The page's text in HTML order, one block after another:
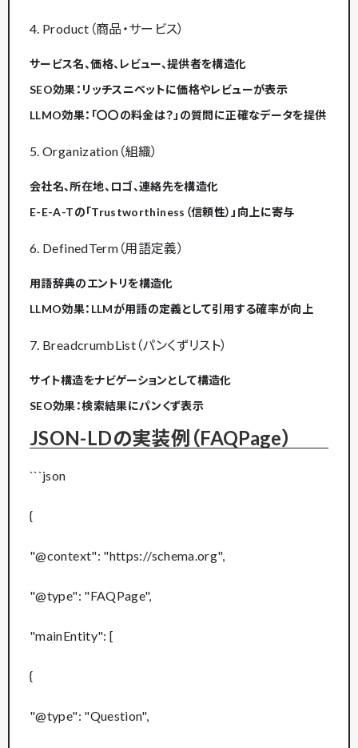
4. Product（商品・サービス）
サービス名、価格、レビュー、提供者を構造化
SEO効果：リッチスニペットに価格やレビューが表示
LLMO効果：「〇〇の料金は？」の質問に正確なデータを提供
5. Organization（組織）
会社名、所在地、ロゴ、連絡先を構造化
E-E-A-Tの「Trustworthiness（信頼性）」向上に寄与
6. DefinedTerm（用語定義）
用語辞典のエントリを構造化
LLMO効果：LLMが用語の定義として引用する確率が向上
7. BreadcrumbList（パンくずリスト）
サイト構造をナビゲーションとして構造化
SEO効果：検索結果にパンくず表示
JSON-LDの実装例（FAQPage）
```json
{
"@context": "https://schema.org",
"@type": "FAQPage",
"mainEntity": [
{
"@type": "Question",